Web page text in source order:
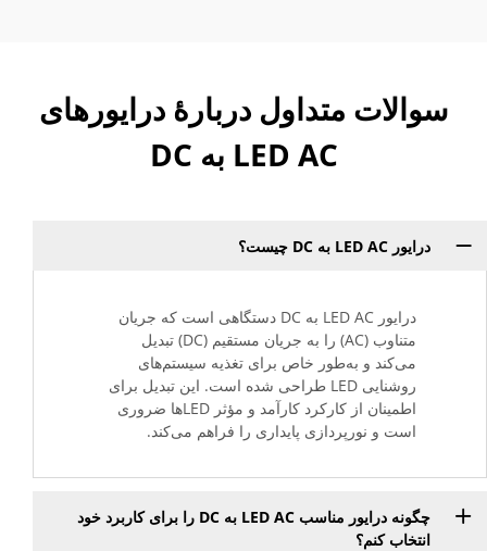
سوالات متداول دربارهٔ درایورهای
LED AC به DC
درایور LED AC به DC چیست؟
درایور LED AC به DC دستگاهی است که جریان
متناوب (AC) را به جریان مستقیم (DC) تبدیل
می‌کند و به‌طور خاص برای تغذیه سیستم‌های
روشنایی LED طراحی شده است. این تبدیل برای
اطمینان از کارکرد کارآمد و مؤثر LEDها ضروری
است و نورپردازی پایداری را فراهم می‌کند.
چگونه درایور مناسب LED AC به DC را برای کاربرد خود
انتخاب کنم؟